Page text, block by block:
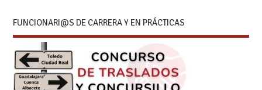
FUNCIONARI@S DE CARRERA Y EN PRÁCTICAS